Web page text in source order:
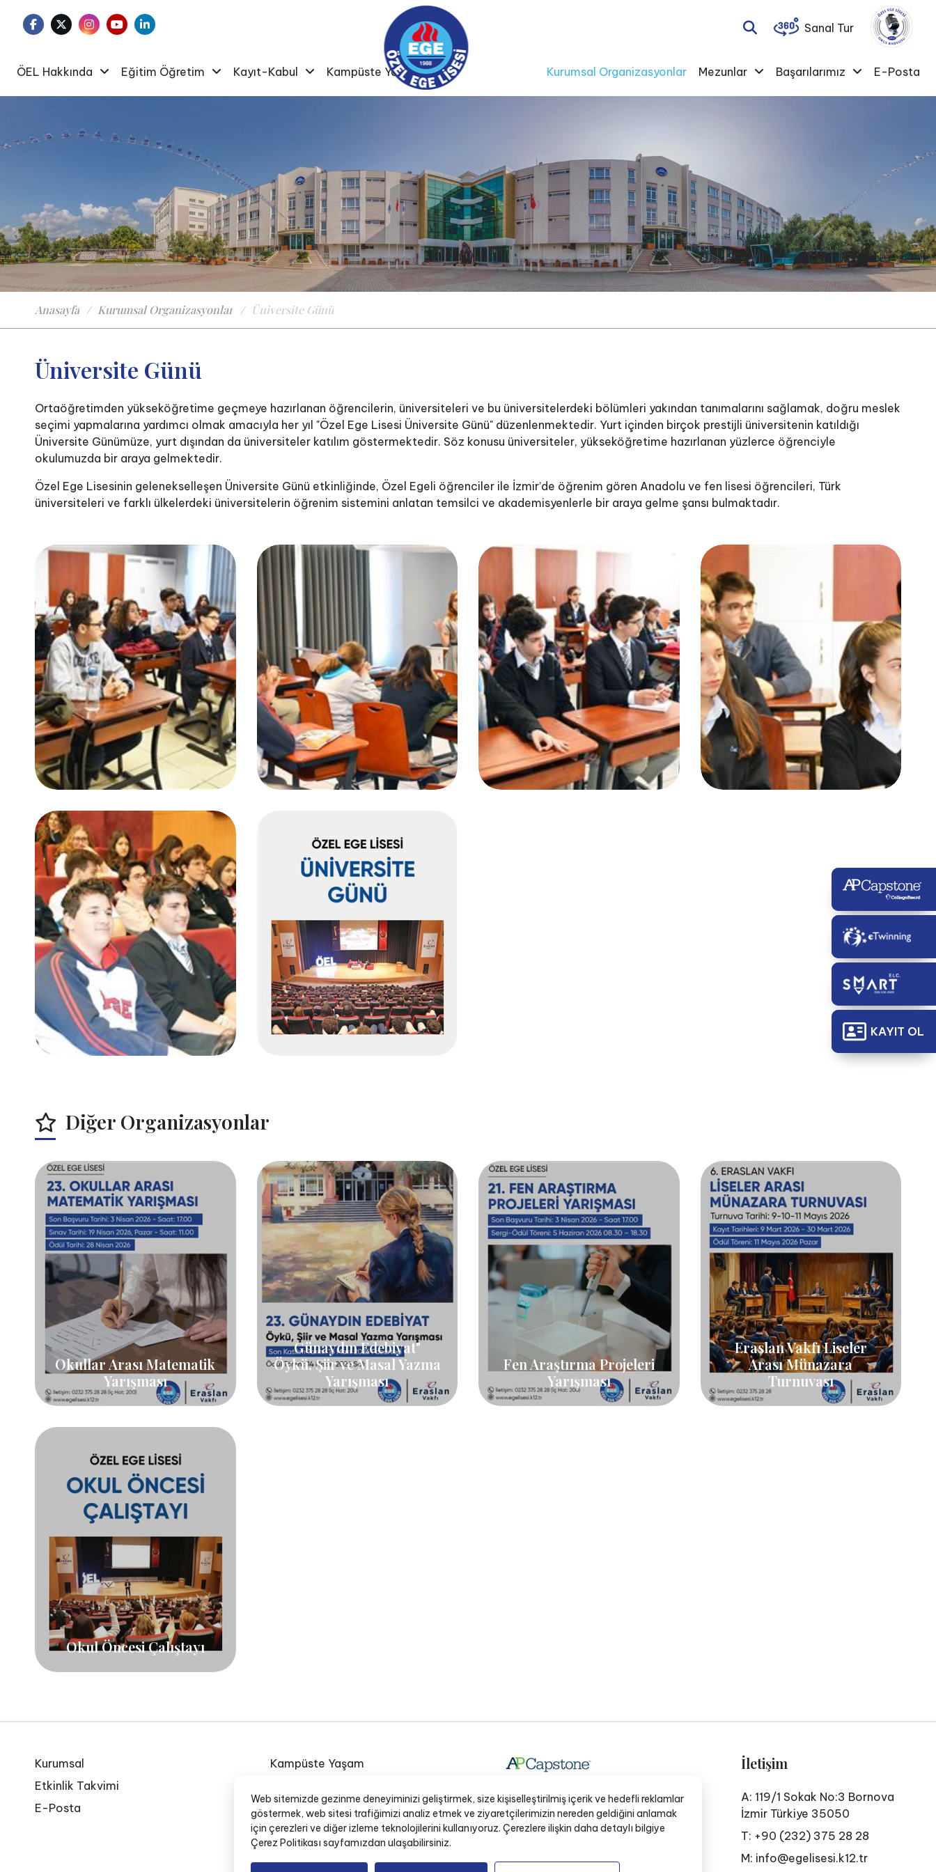
Web sitemizde gezinme deneyiminizi geliştirmek, size kişiselleştirilmiş içerik ve hedefli reklamlar
göstermek, web sitesi trafiğimizi analiz etmek ve ziyaretçilerimizin nereden geldiğini anlamak
için çerezleri ve diğer izleme teknolojilerini kullanıyoruz. Çerezlere ilişkin daha detaylı bilgiye
Çerez Politikası sayfamızdan ulaşabilirsiniz.
Sanal Tur
ÖEL Hakkında Eğitim Öğretim Kayıt-Kabul Kampüste Yaşam Kurumsal Organizasyonlar Mezunlar Başarılarımız E-Posta
Anasayfa Kurumsal Organizasyonlar Üniversite Günü
Üniversite Günü
Ortaöğretimden yükseköğretime geçmeye hazırlanan öğrencilerin, üniversiteleri ve bu üniversitelerdeki bölümleri yakından tanımalarını sağlamak, doğru meslek
seçimi yapmalarına yardımcı olmak amacıyla her yıl "Özel Ege Lisesi Üniversite Günü" düzenlenmektedir. Yurt içinden birçok prestijli üniversitenin katıldığı
Üniversite Günümüze, yurt dışından da üniversiteler katılım göstermektedir. Söz konusu üniversiteler, yükseköğretime hazırlanan yüzlerce öğrenciyle
okulumuzda bir araya gelmektedir.
Özel Ege Lisesinin gelenekselleşen Üniversite Günü etkinliğinde, Özel Egeli öğrenciler ile İzmir’de öğrenim gören Anadolu ve fen lisesi öğrencileri, Türk
üniversiteleri ve farklı ülkelerdeki üniversitelerin öğrenim sistemini anlatan temsilci ve akademisyenlerle bir araya gelme şansı bulmaktadır.
Diğer Organizasyonlar
Okullar Arası Matematik
Yarışması
Günaydın Edebiyat"
Öykü, Şiir ve Masal Yazma
Yarışması
Fen Araştırma Projeleri
Yarışması
Eraslan Vakfı Liseler
Arası Münazara
Turnuvası
Okul Öncesi Çalıştayı
Kurumsal
Etkinlik Takvimi
E-Posta
Kampüste Yaşam
İnsan Kaynakları
Okul Yönetim Sistemi (OYS)
İletişim
A: 119/1 Sokak No:3 Bornova
İzmir Türkiye 35050
T: +90 (232) 375 28 28
M: info@egelisesi.k12.tr
KAYIT OL